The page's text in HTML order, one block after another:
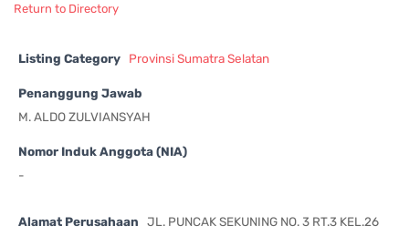
Return to Directory
Listing Category Provinsi Sumatra Selatan
Penanggung Jawab
M. ALDO ZULVIANSYAH
Nomor Induk Anggota (NIA)
-
Alamat Perusahaan
JL. PUNCAK SEKUNING NO. 3 RT.3 KEL.26